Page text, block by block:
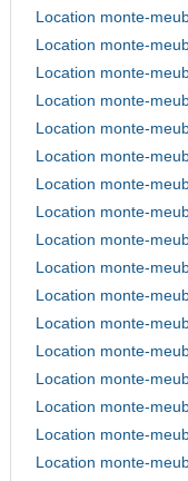
Location monte-
Location monte-
Location monte-
Location monte-
Location monte-
Location monte-
Location monte-
Location monte-
Location monte-
Location monte-
Location monte-
Location monte-
Location monte-
Location monte-
Location monte-
Location monte-
Location monte-